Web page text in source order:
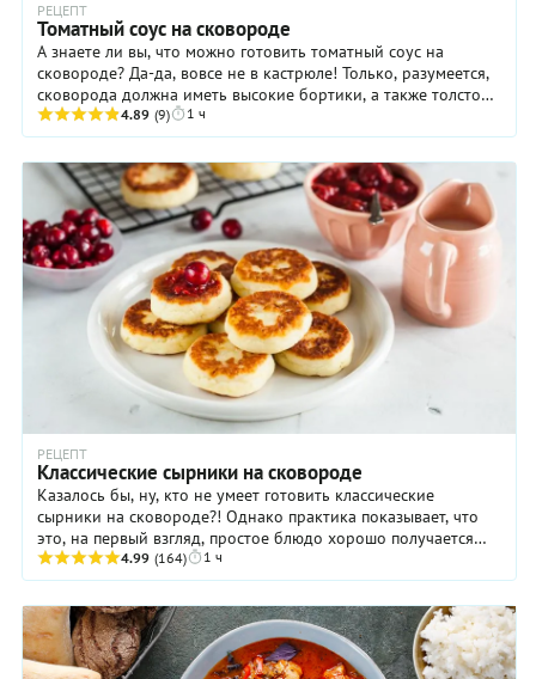
РЕЦЕПТ
Томатный соус на сковороде
А знаете ли вы, что можно готовить томатный соус на
сковороде? Да-да, вовсе не в кастрюле! Только, разумеется,
сковорода должна иметь высокие бортики, а также толстое
дно и стенки. Идеально подойдет ...
4.89 (9) 1 ч
РЕЦЕПТ
Классические сырники на сковороде
Казалось бы, ну, кто не умеет готовить классические
сырники на сковороде?! Однако практика показывает, что
это, на первый взгляд, простое блюдо хорошо получается
далеко не у всех и не всегда. Чаще ...
4.99 (164) 1 ч